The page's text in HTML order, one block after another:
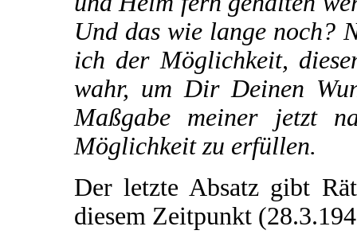
Und das wie lange noch?
ich der Möglichkeit,
wahr, um Dir Deinen
Maßgabe meiner jetzt
Möglichkeit zu erfüllen.
Der letzte Absatz gibt
diesem Zeitpunkt